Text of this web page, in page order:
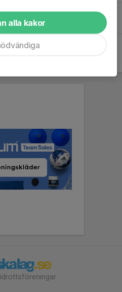
idrottsföreningar
alla kakor